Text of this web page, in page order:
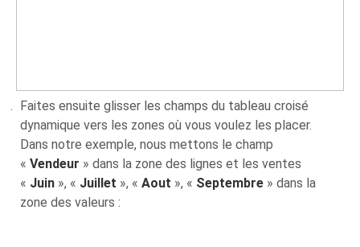
Faites ensuite glisser les champs du tableau croisé
dynamique vers les zones où vous voulez les placer.
Dans notre exemple, nous mettons le champ
«Vendeur » dans la zone des lignes et les ventes
« Juin », « Juillet », «Aout », « Septembre » dans la
zone des valeurs :